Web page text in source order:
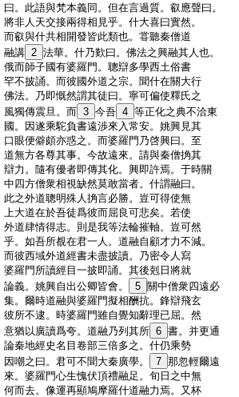
曰。此語與梵本義同。但在言過質。叡應聲曰。
將非人天交接兩得相見乎。什大喜曰實然。
而叡與什共相開發皆此類也。甞聽秦僧道
融講 2 法華。什乃歎曰。佛法之興融其人也。
俄而師子國有婆羅門。聰辯多學西土俗書
罕不披誦。而彼國外道之宗。聞什在關大行
佛法。乃即慨然謂其徒曰。寧可偏使釋氏之
風獨傳震旦。而 3 今吾 4 等正化之典不洽東
國。因遂乘駝負書遠渉來入常安。姚興見其
口眼便僻頗亦惑之。而婆羅門乃啓興曰。至
道無方各尊其事。今故遠來。請與秦僧捔其
辯力。隨有優者即傳其化。興即許焉。于時關
中四方僧衆相視缺然莫敢當者。什謂融曰。
此之外道聰明殊人捔言必勝。豈可得使無
上大道在於吾徒爲彼而屈良可悲矣。若使
外道肆情得志。則是我等法輪摧軸。豈可然
乎。如吾所覩在君一人。道融自顧才力不減。
而彼西域外道經書未盡披讀。乃密令人寫
婆羅門所讀經目一披即誦。其後剋日將就
論義。姚興自出公卿皆會。
5 關中僧衆四遠必
集。爾時道融與婆羅門擬相酬抗。鋒辯飛玄
彼所不逮。時婆羅門雖自覺知辭理已屈。然
意猶以廣讀爲夸。道融乃列其所 6 書。并更通
論秦地經史名目卷部三倍多之。什仍乘勢
因嘲之曰。君可不聞大秦廣學。
7 那忽輕爾遠
來。婆羅門心生愧伏頂禮融足。旬日之中無
何而去。像運再顯鳩摩羅什道融力焉。又杯